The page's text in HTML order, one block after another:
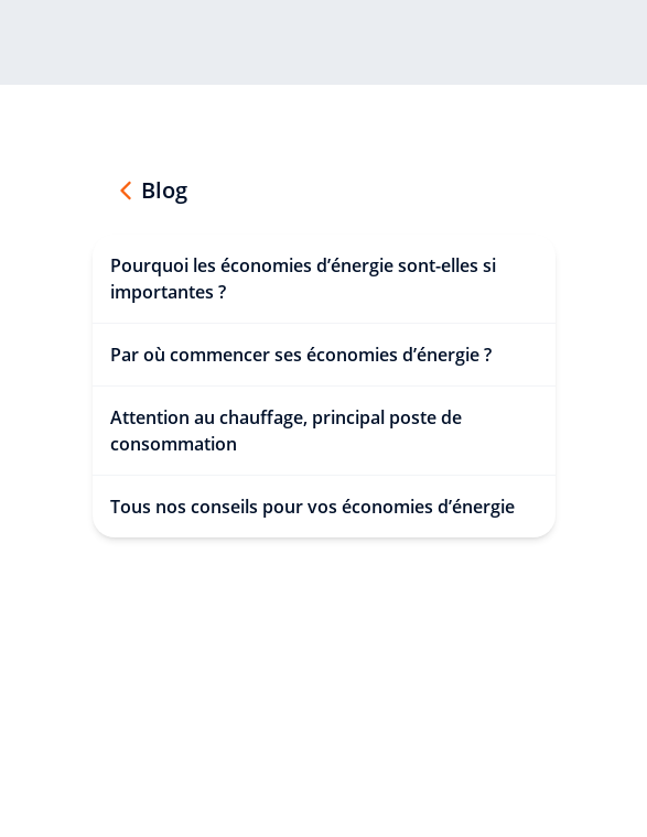
Blog
Pourquoi les économies d’énergie sont-elles si
importantes ?
Par où commencer ses économies d’énergie ?
Attention au chauffage, principal poste de
consommation
Tous nos conseils pour vos économies d’énergie